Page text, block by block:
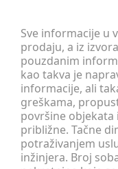
Sve informacije u
prodaju, a iz
pouzdanim
kao takva je
informacije, ali
greškama,
površine objekata
približne. Tačne
potraživanjem
inžinjera. Broj